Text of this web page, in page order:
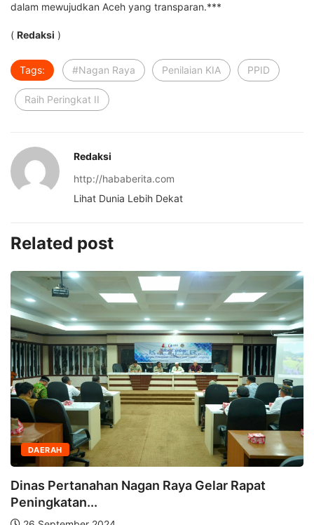
dalam mewujudkan Aceh yang transparan.***
( Redaksi )
Tags: #Nagan Raya Penilaian KIA PPID
Raih Peringkat II
Redaksi
http://hababerita.com
Lihat Dunia Lebih Dekat
Related post
DAERAH
Dinas Pertanahan Nagan Raya Gelar Rapat
Peningkatan...